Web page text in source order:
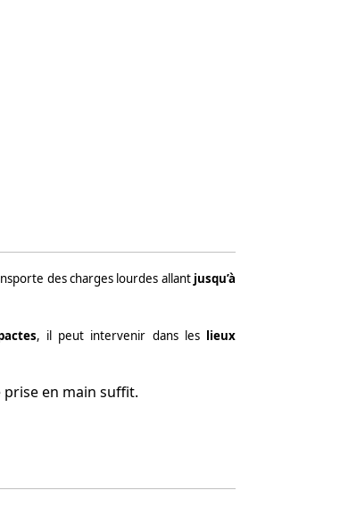
des charges lourdes allant jusqu’à
, il peut intervenir dans les lieux
prise en main suffit.